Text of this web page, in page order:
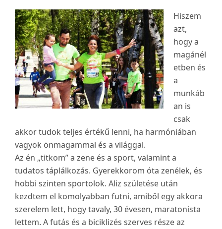
Hiszem
azt,
hogy a
magánél
etben és
a
munkáb
an is
csak
akkor tudok teljes értékű lenni, ha harmóniában
vagyok önmagammal és a világgal.
Az én „titkom” a zene és a sport, valamint a
tudatos táplálkozás. Gyerekkorom óta zenélek, és
hobbi szinten sportolok. Aliz születése után
kezdtem el komolyabban futni, amiből egy akkora
szerelem lett, hogy tavaly, 30 évesen, maratonista
lettem. A futás és a biciklizés szerves része az